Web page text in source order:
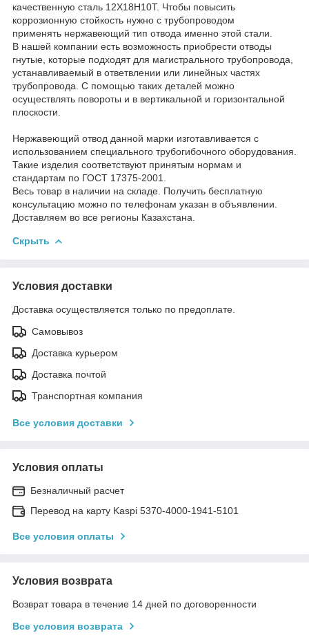
качественную сталь 12Х18Н10Т. Чтобы повысить
коррозионную стойкость нужно с трубопроводом
применять нержавеющий тип отвода именно этой стали.
В нашей компании есть возможность приобрести отводы
гнутые, которые подходят для магистрального трубопровода,
устанавливаемый в ответвлении или линейных частях
трубопровода. С помощью таких деталей можно
осуществлять повороты и в вертикальной и горизонтальной
плоскости.
Нержавеющий отвод данной марки изготавливается с
использованием специального трубогибочного оборудования.
Такие изделия соответствуют принятым нормам и
стандартам по ГОСТ 17375-2001.
Весь товар в наличии на складе. Получить бесплатную
консультацию можно по телефонам указан в объявлении.
Доставляем во все регионы Казахстана.
Скрыть
Условия доставки
Доставка осуществляется только по предоплате.
Самовывоз
Доставка курьером
Доставка почтой
Транспортная компания
Все условия доставки
Условия оплаты
Безналичный расчет
Перевод на карту Kaspi 5370-4000-1941-5101
Все условия оплаты
Условия возврата
Возврат товара в течение 14 дней по договоренности
Все условия возврата